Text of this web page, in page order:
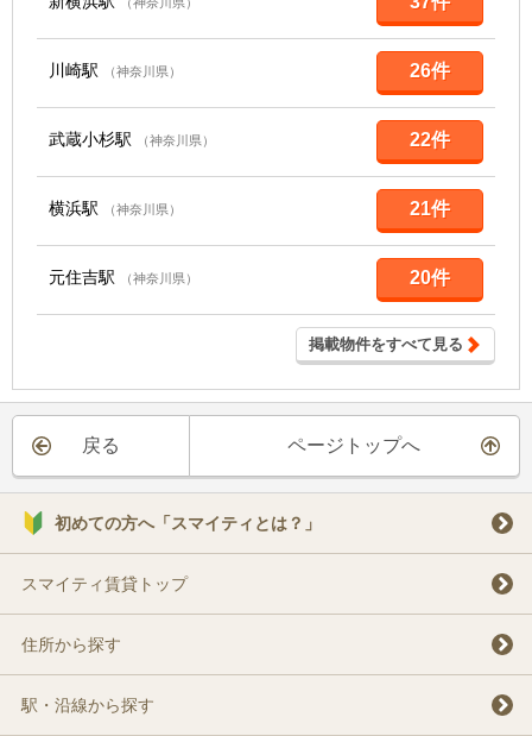
川崎駅 （神奈川県） 26件
武蔵小杉駅 （神奈川県） 22件
横浜駅 （神奈川県） 21件
元住吉駅 （神奈川県） 20件
掲載物件をすべて見る
戻る ページトップへ
初めての方へ「スマイティとは？」
スマイティ賃貸トップ
住所から探す
駅・沿線から探す